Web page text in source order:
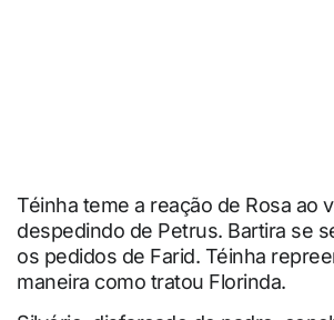
Téinha teme a reação de Rosa ao
despedindo de Petrus. Bartira se
os pedidos de Farid. Téinha
maneira como tratou Florinda.